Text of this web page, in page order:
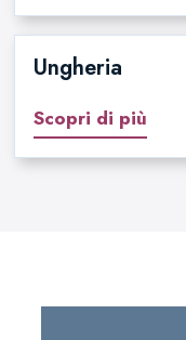
Ungheria
Scopri di più